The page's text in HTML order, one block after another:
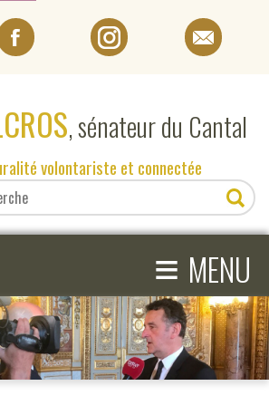
, sénateur du Cantal
volontariste et connectée
≡ MENU